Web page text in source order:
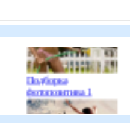
Подборка
фотопозитива 1